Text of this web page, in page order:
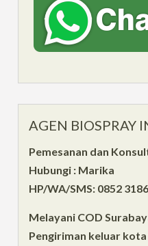
AGEN BIOSPRAY
Pemesanan dan
Hubungi : Marika
HP/WA/SMS: 0852
Melayani COD
Pengiriman keluar kota